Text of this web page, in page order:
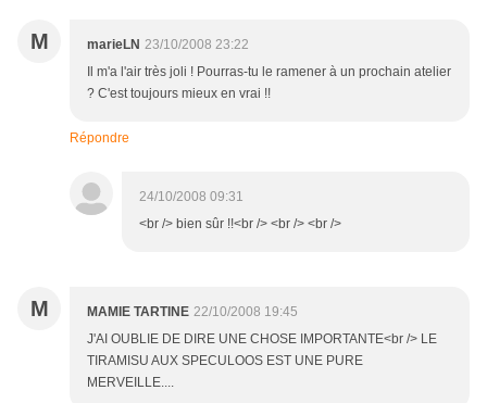
M marieLN 23/10/2008 23:22
Il m'a l'air très joli ! Pourras-tu le ramener à un prochain atelier
? C'est toujours mieux en vrai !!
Répondre
24/10/2008 09:31
<br /> bien sûr !!<br /> <br /> <br />
M MAMIE TARTINE 22/10/2008 19:45
J'AI OUBLIE DE DIRE UNE CHOSE IMPORTANTE<br /> LE
TIRAMISU AUX SPECULOOS EST UNE PURE
MERVEILLE....